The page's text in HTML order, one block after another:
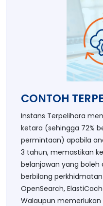
CONTOH
Instans Terpelihara
ketara (sehingga 72%
permintaan) apabila
3 tahun, memastikan
belanjawan yang boleh
berbilang perkhidmatan
OpenSearch,
Walaupun